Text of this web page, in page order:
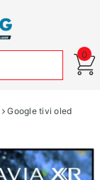
0
Google tivi oled